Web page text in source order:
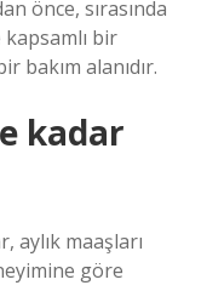
önce, sırasında
kapsamlı bir
bakım alanıdır.
kadar
aylık maaşları
göre